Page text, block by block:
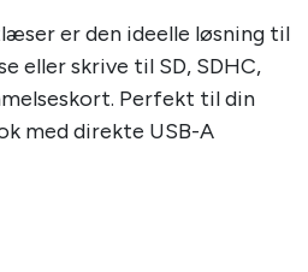
er den ideelle løsning til
eller skrive til SD, SDHC,
Perfekt til din
med direkte USB-A